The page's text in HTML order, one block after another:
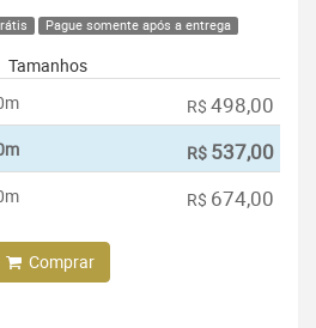
Pague somente após a entrega
Tamanhos
R$ 498,00
R$ 537,00
R$ 674,00
Comprar